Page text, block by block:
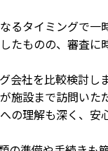
るタイミングで
たものの、審査
会社を比較検討
施設まで訪問い
の理解も深く、安